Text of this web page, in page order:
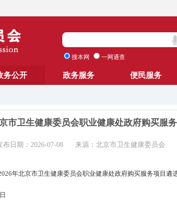
搜本网 一网通查
务公开 政务服务 便民服务
市卫生健康委员会职业健康处政府购买服
布日期：2026-07-08 来源：北京市卫生健康委员会
年北京市卫生健康委员会职业健康处政府购买服务项目遴